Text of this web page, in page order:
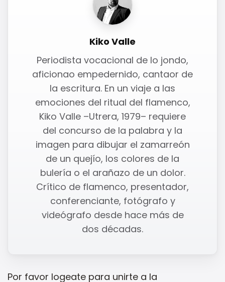
Kiko Valle
Periodista vocacional de lo jondo,
aficionao empedernido, cantaor de
la escritura. En un viaje a las
emociones del ritual del flamenco,
Kiko Valle –Utrera, 1979– requiere
del concurso de la palabra y la
imagen para dibujar el zamarreón
de un quejío, los colores de la
bulería o el arañazo de un dolor.
Crítico de flamenco, presentador,
conferenciante, fotógrafo y
videógrafo desde hace más de
dos décadas.
Por favor logeate para unirte a la